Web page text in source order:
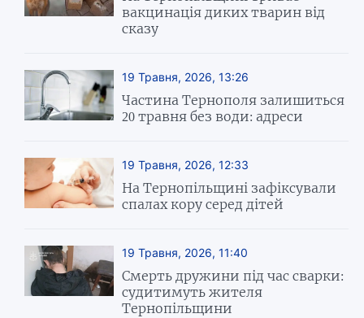
вакцинація диких тварин від
сказу
19 Травня, 2026, 13:26
Частина Тернополя залишиться
20 травня без води: адреси
19 Травня, 2026, 12:33
На Тернопільщині зафіксували
спалах кору серед дітей
19 Травня, 2026, 11:40
Смерть дружини під час сварки:
судитимуть жителя
Тернопільщини